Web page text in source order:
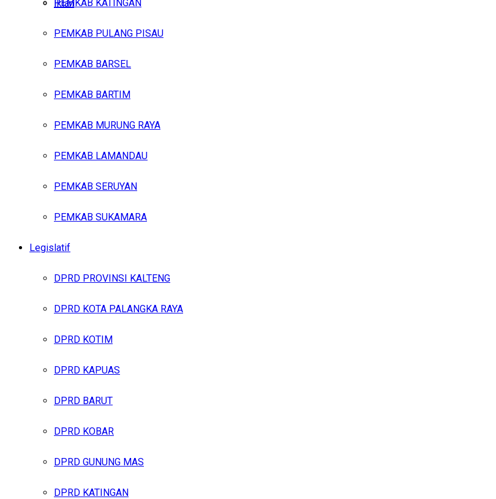
Iklan
Kamis, Agustus 6, 2026
PEMKAB KATINGAN
PEMKAB PULANG PISAU
PEMKAB BARSEL
PEMKAB BARTIM
PEMKAB MURUNG RAYA
PEMKAB LAMANDAU
PEMKAB SERUYAN
PEMKAB SUKAMARA
Legislatif
DPRD PROVINSI KALTENG
DPRD KOTA PALANGKA RAYA
DPRD KOTIM
DPRD KAPUAS
DPRD BARUT
DPRD KOBAR
DPRD GUNUNG MAS
DPRD KATINGAN